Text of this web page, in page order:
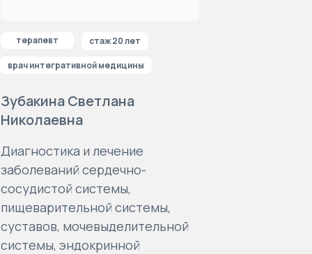
Зубакина Светлана
Николаевна
Диагностика и лечение
заболеваний сердечно-
сосудистой системы,
пищеварительной системы,
суставов, мочевыделительной
системы, эндокринной
терапевт стаж 20 лет
врач интегративной медицины